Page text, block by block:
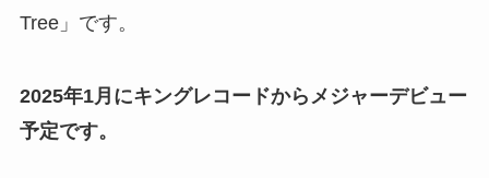
Tree」です。
2025年1月にキングレコードからメジャーデビュー
予定です。